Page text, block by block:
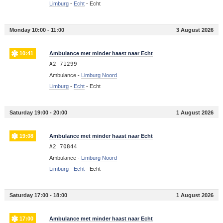
Limburg- Echt- Echt
Monday 10:00 - 11:00 3 August 2026
10:41 Ambulance met minder haast naar Echt
A2 71299
Ambulance - Limburg Noord
Limburg- Echt- Echt
Saturday 19:00 - 20:00 1 August 2026
19:08 Ambulance met minder haast naar Echt
A2 70844
Ambulance - Limburg Noord
Limburg- Echt- Echt
Saturday 17:00 - 18:00 1 August 2026
17:00 Ambulance met minder haast naar Echt